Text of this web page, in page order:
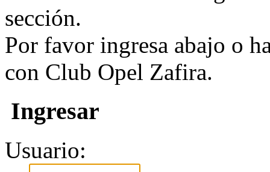
sección.
Por favor ingresa abajo o
con Club Opel Zafira.
Ingresar
Usuario: